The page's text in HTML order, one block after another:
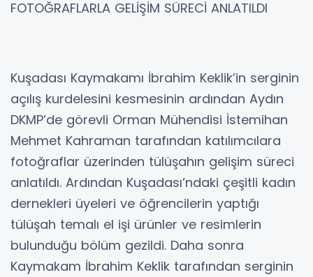
FOTOĞRAFLARLA GELİŞİM SÜRECİ ANLATILDI
Kuşadası Kaymakamı İbrahim Keklik’in serginin
açılış kurdelesini kesmesinin ardından Aydın
DKMP’de görevli Orman Mühendisi İstemihan
Mehmet Kahraman tarafından katılımcılara
fotoğraflar üzerinden tülüşahın gelişim süreci
anlatıldı. Ardından Kuşadası’ndaki çeşitli kadın
dernekleri üyeleri ve öğrencilerin yaptığı
tülüşah temalı el işi ürünler ve resimlerin
bulunduğu bölüm gezildi. Daha sonra
Kaymakam İbrahim Keklik tarafından serginin